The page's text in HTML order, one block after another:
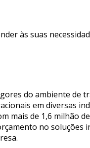
às suas
do ambiente de
em diversas
mais de 1,6 milhão
no soluções